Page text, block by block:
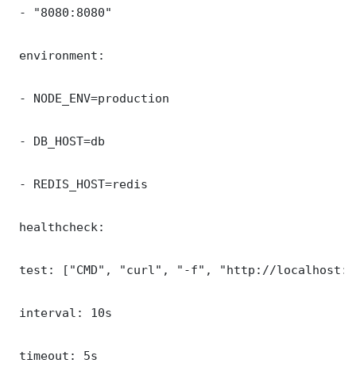
- "8080:8080"
environment:
- NODE_ENV=production
- DB_HOST=db
- REDIS_HOST=redis
healthcheck:
test: ["CMD", "curl", "-f", "http://
interval: 10s
timeout: 5s